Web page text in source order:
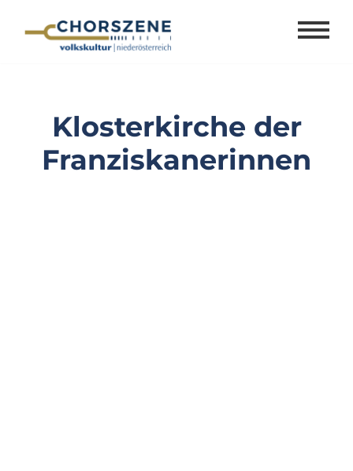
Klosterkirche der
Franziskanerinnen